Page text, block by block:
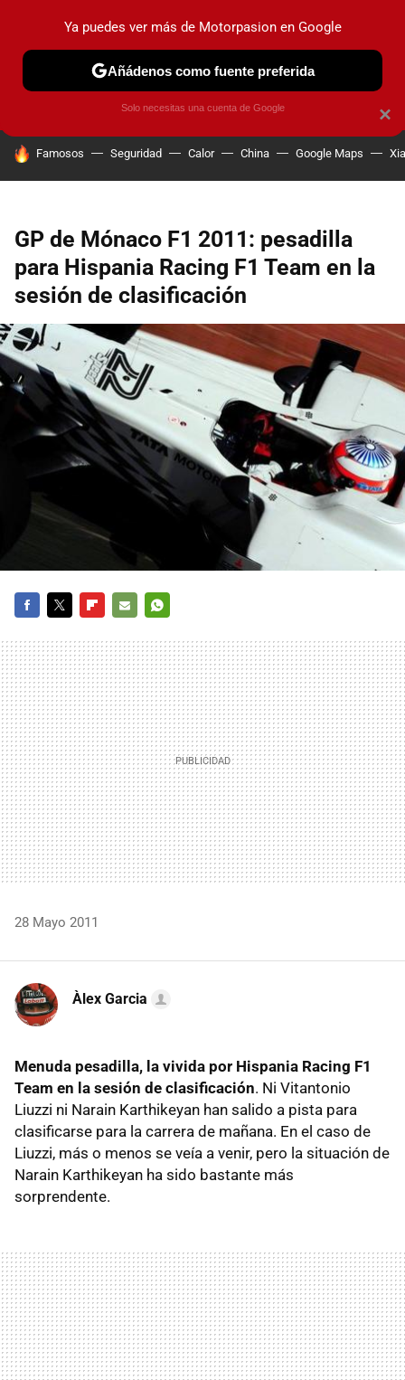
PRUEBAS COCHES ELÉCTRICOS OBSERVATORIO
HOY SE HABLA DE
Famosos Seguridad Calor China Google Maps
GP de Mónaco F1 2011: pesadilla
para Hispania Racing F1 Team en la
sesión de clasificación
MAIL
28 Mayo 2011
Àlex Garcia
Menuda pesadilla, la vivida por Hispania Racing F1
Team en la sesión de clasificación. Ni Vitantonio
Liuzzi ni Narain Karthikeyan han salido a pista para
clasificarse para la carrera de mañana. En el caso de
Liuzzi, más o menos se veía a venir, pero la situación de
Narain Karthikeyan ha sido bastante más
sorprendente.
×
Ya puedes ver más de Motorpasion en Google
Añádenos como fuente preferida
Solo necesitas una cuenta de Google